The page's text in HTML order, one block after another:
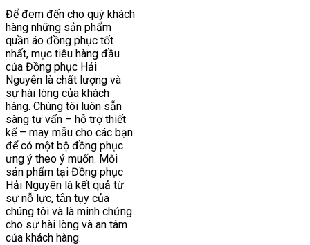
Để đem đến cho quý khách
hàng những sản phẩm
quần áo đồng phục tốt
nhất, mục tiêu hàng đầu
của Đồng phục Hải
Nguyên là chất lượng và
sự hài lòng của khách
hàng. Chúng tôi luôn sẵn
sàng tư vấn – hỗ trợ thiết
kế – may mẫu cho các bạn
để có một bộ đồng phục
ưng ý theo ý muốn. Mỗi
sản phẩm tại Đồng phục
Hải Nguyên là kết quả từ
sự nỗ lực, tận tụy của
chúng tôi và là minh chứng
cho sự hài lòng và an tâm
của khách hàng.